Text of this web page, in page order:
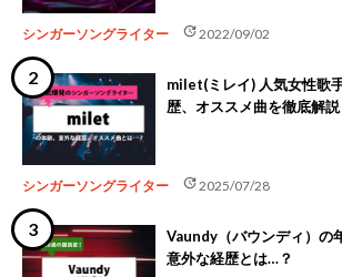
シンガーソングライター update2022/09/02
milet(ミレイ) 人気女性歌手の年齢、意外な経
歴、オススメ曲を徹底解説
シンガーソングライター update2025/07/28
Vaundy（バウンディ）の
意外な経歴とは…？